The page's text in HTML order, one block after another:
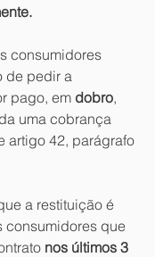
consumidores
de pedir a
pago, em dobro,
uma cobrança
artigo 42, parágrafo
a restituição é
consumidores que
nos últimos 3